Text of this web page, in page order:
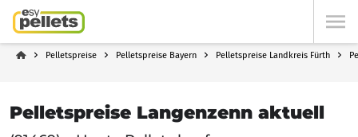
Pelletspreise Pelletspreise Bayern Pelletspreise Landkreis Fürth
Pelletspreise Langenzenn aktuell